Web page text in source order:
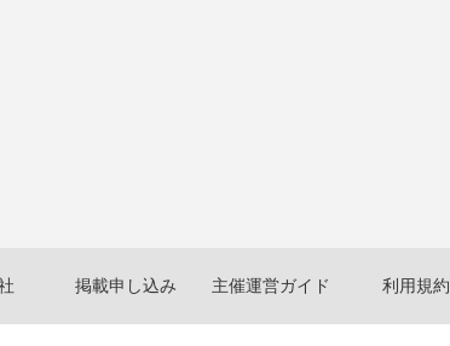
掲載申し込み 主催運営ガイド 利用規約